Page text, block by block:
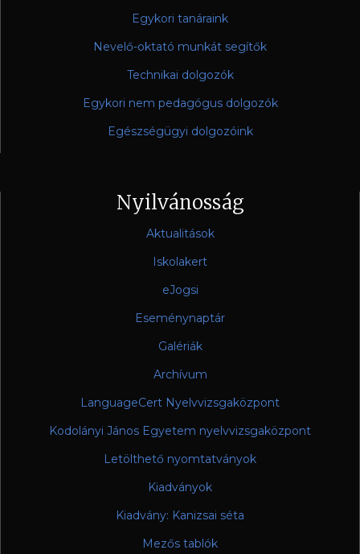
Egykori tanáraink
Nevelő-oktató munkát segítők
Technikai dolgozók
Egykori nem pedagógus dolgozók
Egészségügyi dolgozóink
Nyilvánosság
Aktualitások
Iskolakert
eJogsi
Eseménynaptár
Galériák
Archívum
LanguageCert Nyelvvizsgaközpont
Kodolányi János Egyetem nyelvvizsgaközpont
Letölthető nyomtatványok
Kiadványok
Kiadvány: Kanizsai séta
Mezős tablók